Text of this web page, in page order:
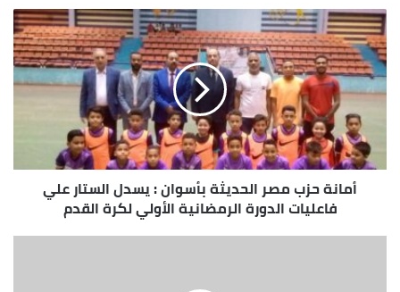
الوي
ب
أمانة حزب مصر الحديثة بأسوان : يسدل الستار علي
فاعليات الدورة الرمضانية الأولي لكرة القدم